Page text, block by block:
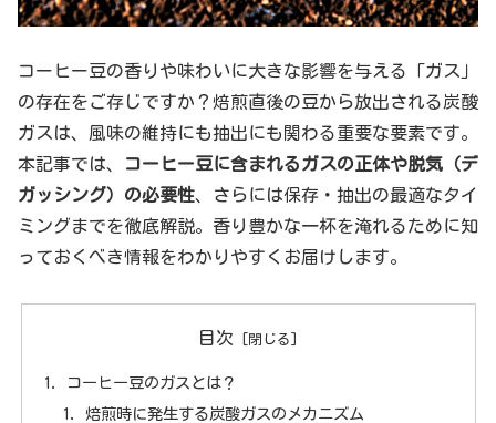
コーヒー豆の香りや味わいに大きな影響を与える「ガス」
の存在をご存じですか？焙煎直後の豆から放出される炭酸
ガスは、風味の維持にも抽出にも関わる重要な要素です。
本記事では、
コーヒー豆に含まれるガスの正体や脱気（デ
ガッシング）の必要性、さらには保存・抽出の最適なタイ
ミングまでを徹底解説。香り豊かな一杯を淹れるために知
っておくべき情報をわかりやすくお届けします。
目次
コーヒー豆のガスとは？
焙煎時に発生する炭酸ガスのメカニズム